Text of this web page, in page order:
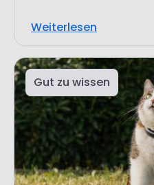
Weiterlesen
Gut zu wissen